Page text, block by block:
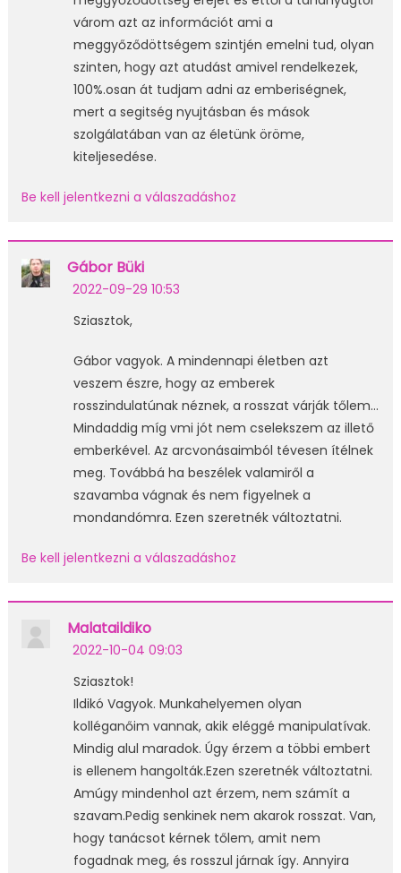
várom azt az információt ami a
meggyőződöttségem szintjén emelni tud, olyan
szinten, hogy azt atudást amivel rendelkezek,
100%.osan át tudjam adni az emberiségnek,
mert a segitség nyujtásban és mások
szolgálatában van az életünk öröme,
kiteljesedése.
Be kell jelentkezni a válaszadáshoz
Gábor Büki
2022-09-29 10:53
Sziasztok,
Gábor vagyok. A mindennapi életben azt
veszem észre, hogy az emberek
rosszindulatúnak néznek, a rosszat várják tőlem…
Mindaddig míg vmi jót nem cselekszem az illető
emberkével. Az arcvonásaimból tévesen ítélnek
meg. Továbbá ha beszélek valamiről a
szavamba vágnak és nem figyelnek a
mondandómra. Ezen szeretnék változtatni.
Be kell jelentkezni a válaszadáshoz
Malataildiko
2022-10-04 09:03
Sziasztok!
Ildikó Vagyok. Munkahelyemen olyan
kolléganőim vannak, akik eléggé manipulatívak.
Mindig alul maradok. Úgy érzem a többi embert
is ellenem hangolták.Ezen szeretnék változtatni.
Amúgy mindenhol azt érzem, nem számít a
szavam.Pedig senkinek nem akarok rosszat. Van,
hogy tanácsot kérnek tőlem, amit nem
fogadnak meg, és rosszul járnak így. Annyira